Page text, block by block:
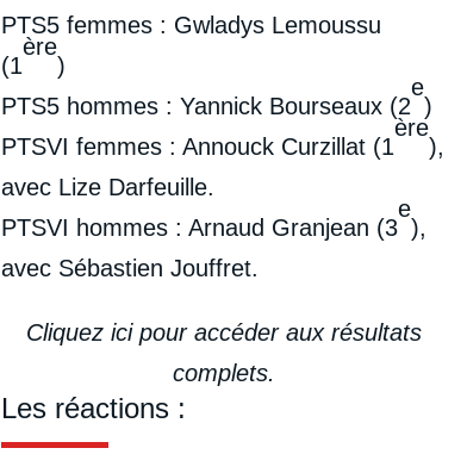
PTS5 femmes : Gwladys Lemoussu
(1
ère
)
PTS5 hommes : Yannick Bourseaux (2
e
)
PTSVI femmes : Annouck Curzillat (1
ère
),
avec Lize Darfeuille.
PTSVI hommes : Arnaud Granjean (3
e
),
avec Sébastien Jouffret.
Cliquez ici pour accéder aux résultats
complets.
Les réactions :